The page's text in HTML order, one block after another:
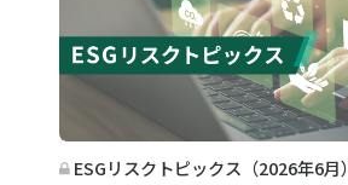
ESGリスクトピックス（2026年6月）